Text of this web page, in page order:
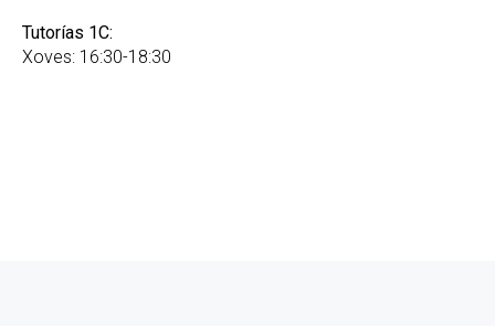
Tutorías 1C:
Xoves: 16:30-18:30